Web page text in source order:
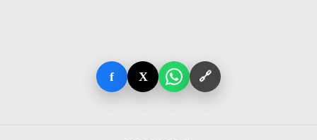
f X 🔗